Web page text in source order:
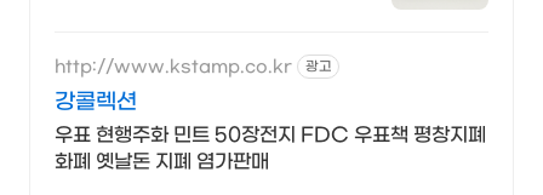
http://www.kstamp.co.kr 광고
강콜렉션
우표 현행주화 민트 50장전지 FDC 우표책 평창지폐
화폐 옛날돈 지폐 염가판매